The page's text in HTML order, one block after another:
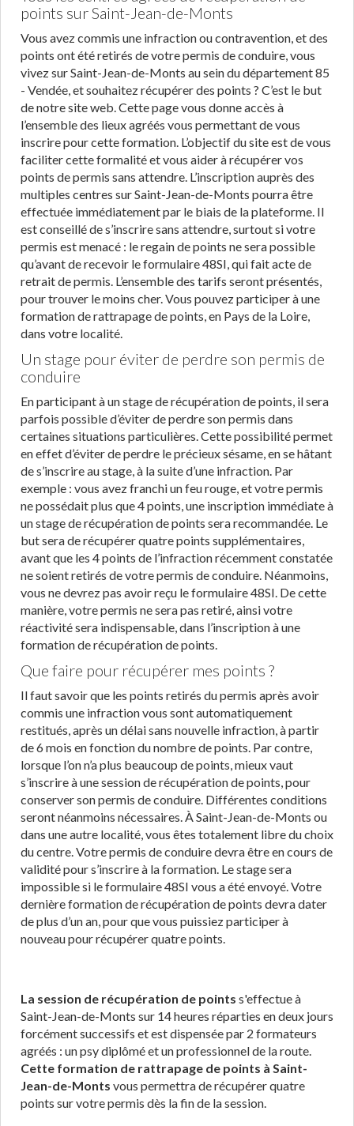
points sur Saint-Jean-de-Monts
Vous avez commis une infraction ou contravention, et des
points ont été retirés de votre permis de conduire, vous
vivez sur Saint-Jean-de-Monts au sein du département 85
- Vendée, et souhaitez récupérer des points ? C’est le but
de notre site web. Cette page vous donne accès à
l’ensemble des lieux agréés vous permettant de vous
inscrire pour cette formation. L’objectif du site est de vous
faciliter cette formalité et vous aider à récupérer vos
points de permis sans attendre. L’inscription auprès des
multiples centres sur Saint-Jean-de-Monts pourra être
effectuée immédiatement par le biais de la plateforme. Il
est conseillé de s’inscrire sans attendre, surtout si votre
permis est menacé : le regain de points ne sera possible
qu’avant de recevoir le formulaire 48SI, qui fait acte de
retrait de permis. L’ensemble des tarifs seront présentés,
pour trouver le moins cher. Vous pouvez participer à une
formation de rattrapage de points, en Pays de la Loire,
dans votre localité.
Un stage pour éviter de perdre son permis de
conduire
En participant à un stage de récupération de points, il sera
parfois possible d’éviter de perdre son permis dans
certaines situations particulières. Cette possibilité permet
en effet d’éviter de perdre le précieux sésame, en se hâtant
de s’inscrire au stage, à la suite d’une infraction. Par
exemple : vous avez franchi un feu rouge, et votre permis
ne possédait plus que 4 points, une inscription immédiate à
un stage de récupération de points sera recommandée. Le
but sera de récupérer quatre points supplémentaires,
avant que les 4 points de l’infraction récemment constatée
ne soient retirés de votre permis de conduire. Néanmoins,
vous ne devrez pas avoir reçu le formulaire 48SI. De cette
manière, votre permis ne sera pas retiré, ainsi votre
réactivité sera indispensable, dans l’inscription à une
formation de récupération de points.
Que faire pour récupérer mes points ?
Il faut savoir que les points retirés du permis après avoir
commis une infraction vous sont automatiquement
restitués, après un délai sans nouvelle infraction, à partir
de 6 mois en fonction du nombre de points. Par contre,
lorsque l’on n’a plus beaucoup de points, mieux vaut
s’inscrire à une session de récupération de points, pour
conserver son permis de conduire. Différentes conditions
seront néanmoins nécessaires. À Saint-Jean-de-Monts ou
dans une autre localité, vous êtes totalement libre du choix
du centre. Votre permis de conduire devra être en cours de
validité pour s’inscrire à la formation. Le stage sera
impossible si le formulaire 48SI vous a été envoyé. Votre
dernière formation de récupération de points devra dater
de plus d’un an, pour que vous puissiez participer à
nouveau pour récupérer quatre points.
La session de récupération de points s'effectue à
Saint-Jean-de-Monts sur 14 heures réparties en deux jours
forcément successifs et est dispensée par 2 formateurs
agréés : un psy diplômé et un professionnel de la route.
Cette formation de rattrapage de points à Saint-
Jean-de-Monts vous permettra de récupérer quatre
points sur votre permis dès la fin de la session.